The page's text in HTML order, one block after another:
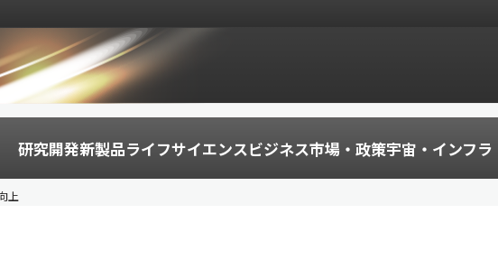
研究開発新製品ライフサイエンスビジネス市場・政策宇宙・インフラ
上